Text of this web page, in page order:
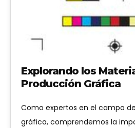
Explorando los
Producción Gráfica
Como expertos en el campo
gráfica, comprendemos la